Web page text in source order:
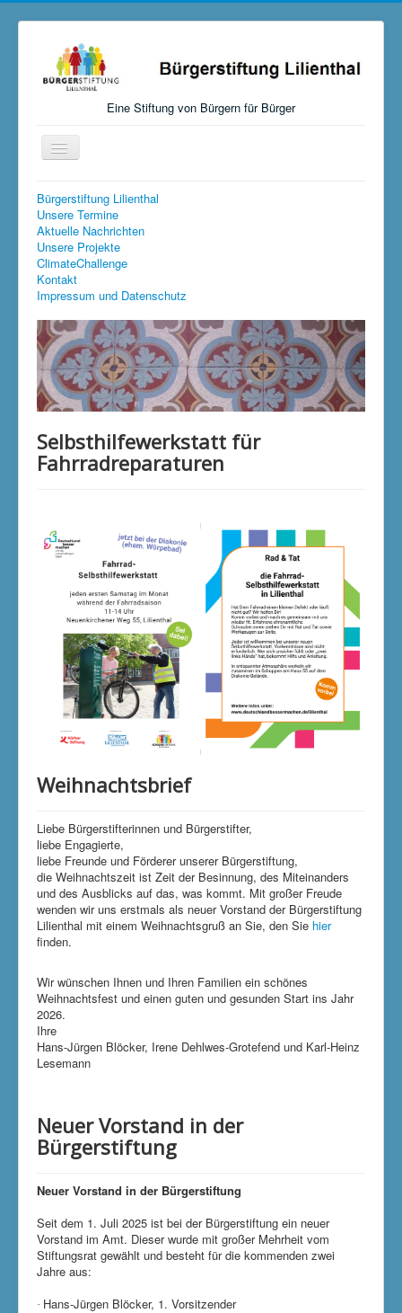
Eine Stiftung von Bürgern für Bürger
Navigation
an/aus
Startseite
Aktuelles
Über uns
Mitmachen, Spenden, Stiften
Links
Versteigerungen
Klimaschutzgruppe
Aktuelle Seite: Startseite
Aktuelles
Aktuelle Nachrichten
Bürgerstiftung Lilienthal
Unsere Termine
Aktuelle Nachrichten
Unsere Projekte
ClimateChallenge
Kontakt
Impressum und Datenschutz
Selbsthilfewerkstatt für
Fahrradreparaturen
Weihnachtsbrief
Liebe Bürgerstifterinnen und Bürgerstifter,
liebe Engagierte,
liebe Freunde und Förderer unserer Bürgerstiftung,
die Weihnachtszeit ist Zeit der Besinnung, des Miteinanders
und des Ausblicks auf das, was kommt. Mit großer Freude
wenden wir uns erstmals als neuer Vorstand der Bürgerstiftung
Lilienthal mit einem Weihnachtsgruß an Sie, den Sie hier
finden.
Wir wünschen Ihnen und Ihren Familien ein schönes
Weihnachtsfest und einen guten und gesunden Start ins Jahr
2026.
Ihre
Hans-Jürgen Blöcker, Irene Dehlwes-Grotefend und Karl-Heinz
Lesemann
Neuer Vorstand in der
Bürgerstiftung
Neuer Vorstand in der Bürgerstiftung
Seit dem 1. Juli 2025 ist bei der Bürgerstiftung ein neuer
Vorstand im Amt. Dieser wurde mit großer Mehrheit vom
Stiftungsrat gewählt und besteht für die kommenden zwei
Jahre aus:
· Hans-Jürgen Blöcker, 1. Vorsitzender